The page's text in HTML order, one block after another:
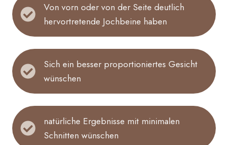
Von vorn oder von der Seite deutlich
hervortretende Jochbeine haben
Sich ein besser proportioniertes Gesicht
wünschen
natürliche Ergebnisse mit minimalen
Schnitten wünschen